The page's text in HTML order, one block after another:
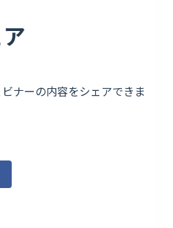
ナーの内容をシェアできま